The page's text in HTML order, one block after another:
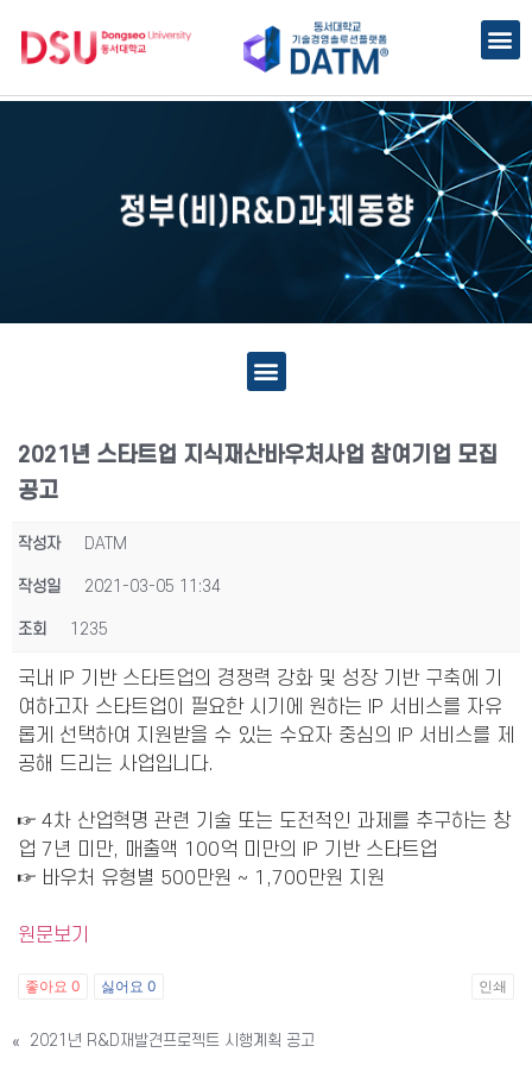
2021년 스타트업 지식재산바우처사업 참여기업 모집
공고
작성자 DATM
작성일 2021-03-05 11:34
조회 1235
국내 IP 기반 스타트업의 경쟁력 강화 및 성장 기반 구축에 기
여하고자 스타트업이 필요한 시기에 원하는 IP 서비스를 자유
롭게 선택하여 지원받을 수 있는 수요자 중심의 IP 서비스를 제
공해 드리는 사업입니다.
☞ 4차 산업혁명 관련 기술 또는 도전적인 과제를 추구하는 창
업 7년 미만, 매출액 100억 미만의 IP 기반 스타트업
☞ 바우처 유형별 500만원 ~ 1,700만원 지원
원문보기
좋아요 0 싫어요 0 인쇄
« 2021년 R&D재발견프로젝트 시행계획 공고